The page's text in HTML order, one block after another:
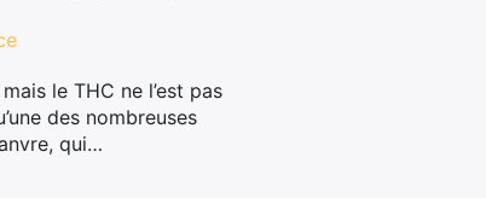
le THC ne l’est pas
des nombreuses
qui…